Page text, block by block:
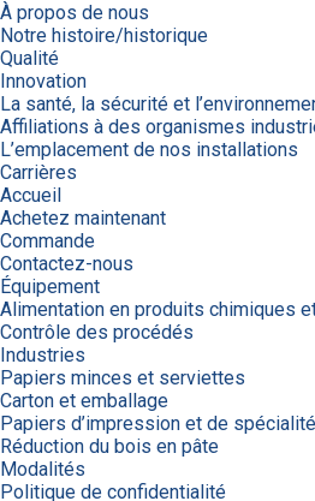
À propos de nous
Notre histoire/historique
Qualité
Innovation
La santé, la sécurité et
Affiliations à des organismes
L’emplacement de nos installations
Carrières
Accueil
Achetez maintenant
Commande
Contactez-nous
Équipement
Alimentation en produits chimiques
Contrôle des procédés
Industries
Papiers minces et serviettes
Carton et emballage
Papiers d’impression et de spécialité
Réduction du bois en pâte
Modalités
Politique de confidentialité